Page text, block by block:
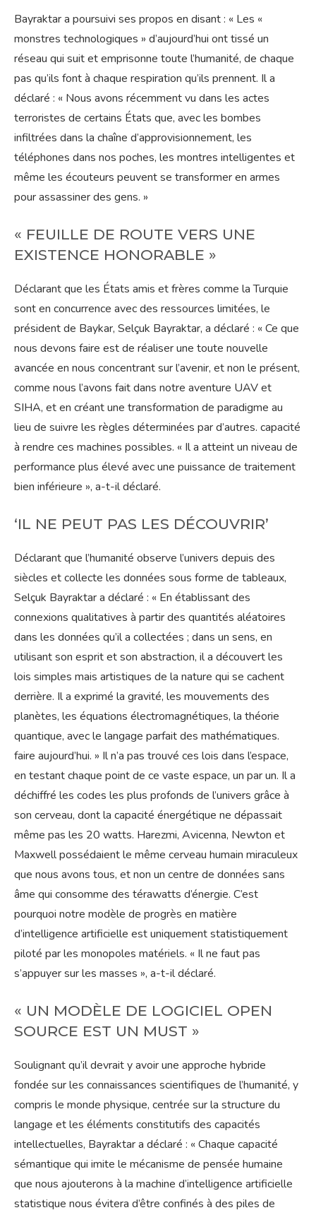
Bayraktar a poursuivi ses propos en disant : « Les «
monstres technologiques » d’aujourd’hui ont tissé un
réseau qui suit et emprisonne toute l’humanité, de chaque
pas qu’ils font à chaque respiration qu’ils prennent. Il a
déclaré : « Nous avons récemment vu dans les actes
terroristes de certains États que, avec les bombes
infiltrées dans la chaîne d’approvisionnement, les
téléphones dans nos poches, les montres intelligentes et
même les écouteurs peuvent se transformer en armes
pour assassiner des gens. »
« FEUILLE DE ROUTE VERS UNE
EXISTENCE HONORABLE »
Déclarant que les États amis et frères comme la Turquie
sont en concurrence avec des ressources limitées, le
président de Baykar, Selçuk Bayraktar, a déclaré : « Ce que
nous devons faire est de réaliser une toute nouvelle
avancée en nous concentrant sur l’avenir, et non le présent,
comme nous l’avons fait dans notre aventure UAV et
SIHA, et en créant une transformation de paradigme au
lieu de suivre les règles déterminées par d’autres. capacité
à rendre ces machines possibles. « Il a atteint un niveau de
performance plus élevé avec une puissance de traitement
bien inférieure », a-t-il déclaré.
‘IL NE PEUT PAS LES DÉCOUVRIR’
Déclarant que l’humanité observe l’univers depuis des
siècles et collecte les données sous forme de tableaux,
Selçuk Bayraktar a déclaré : « En établissant des
connexions qualitatives à partir des quantités aléatoires
dans les données qu’il a collectées ; dans un sens, en
utilisant son esprit et son abstraction, il a découvert les
lois simples mais artistiques de la nature qui se cachent
derrière. Il a exprimé la gravité, les mouvements des
planètes, les équations électromagnétiques, la théorie
quantique, avec le langage parfait des mathématiques.
faire aujourd’hui. » Il n’a pas trouvé ces lois dans l’espace,
en testant chaque point de ce vaste espace, un par un. Il a
déchiffré les codes les plus profonds de l’univers grâce à
son cerveau, dont la capacité énergétique ne dépassait
même pas les 20 watts. Harezmi, Avicenna, Newton et
Maxwell possédaient le même cerveau humain miraculeux
que nous avons tous, et non un centre de données sans
âme qui consomme des térawatts d’énergie. C’est
pourquoi notre modèle de progrès en matière
d’intelligence artificielle est uniquement statistiquement
piloté par les monopoles matériels. « Il ne faut pas
s’appuyer sur les masses », a-t-il déclaré.
« UN MODÈLE DE LOGICIEL OPEN
SOURCE EST UN MUST »
Soulignant qu’il devrait y avoir une approche hybride
fondée sur les connaissances scientifiques de l’humanité, y
compris le monde physique, centrée sur la structure du
langage et les éléments constitutifs des capacités
intellectuelles, Bayraktar a déclaré : « Chaque capacité
sémantique qui imite le mécanisme de pensée humaine
que nous ajouterons à la machine d’intelligence artificielle
statistique nous évitera d’être confinés à des piles de